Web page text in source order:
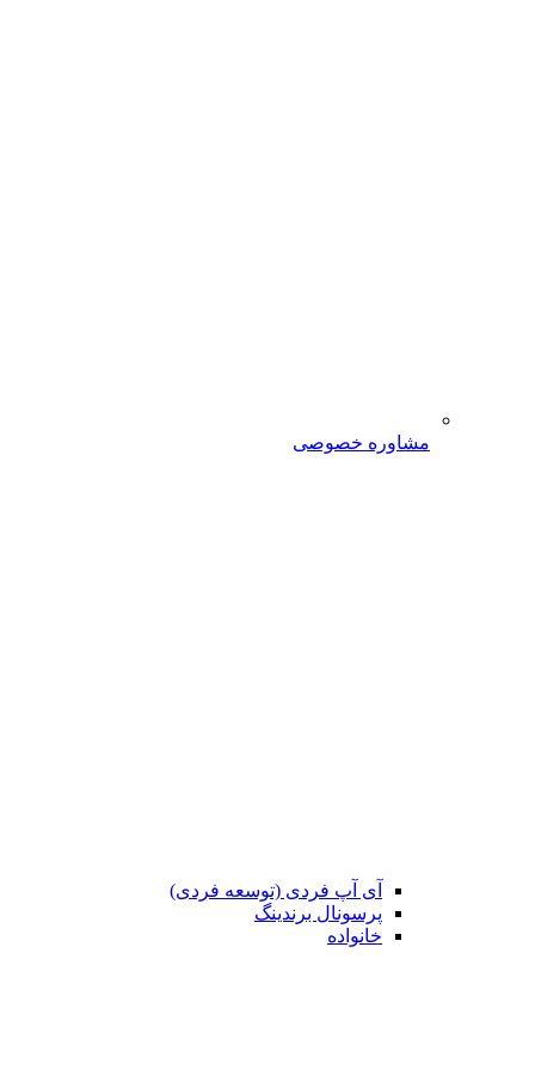
مشاوره خصوصی
آی آپ فردی (توسعه فردی)
پرسونال برندینگ
خانواده